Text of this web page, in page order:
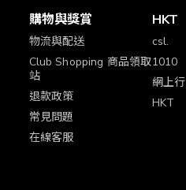
購物與獎賞
物流與配送
Club Shopping 商品領取
站
退款政策
常見問題
在線客服
HKT
csl.
1010
網上行
HKT